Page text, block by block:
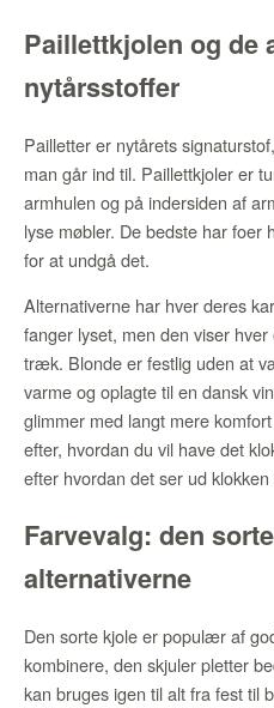
Paillettkjolen og de
nytårsstoffer
Pailletter er nytårets
man går ind til. Paillettkjoler er
armhulen og på indersiden af
lyse møbler. De bedste har foer
for at undgå det.
Alternativerne har hver deres
fanger lyset, men den viser
træk. Blonde er festlig uden at
varme og oplagte til en dansk
glimmer med langt mere
efter, hvordan du vil have det
efter hvordan det ser ud klokken
Farvevalg: den
alternativerne
Den sorte kjole er populær af
kombinere, den skjuler pletter
kan bruges igen til alt fra fest til